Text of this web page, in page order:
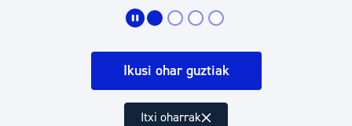
Ikusi ohar guztiak
Itxi oharrak